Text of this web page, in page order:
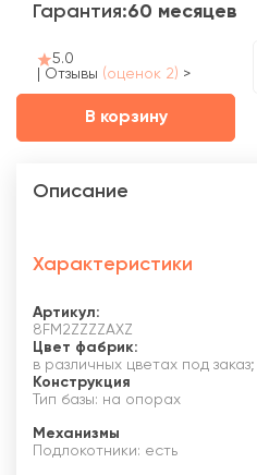
Гарантия:60 месяцев
5.0
Отзывы (оценок 2) >
В корзину
Описание
Характеристики
Артикул:
8FM2ZZZZAXZ
Цвет фабрик:
в различных цветах под заказ;
Конструкция
Тип базы: на опорах
Механизмы
Подлокотники: есть